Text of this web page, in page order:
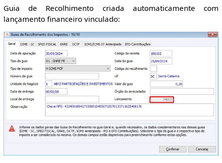
Guia de Recolhimento criada automaticamente com
lançamento financeiro vinculado: